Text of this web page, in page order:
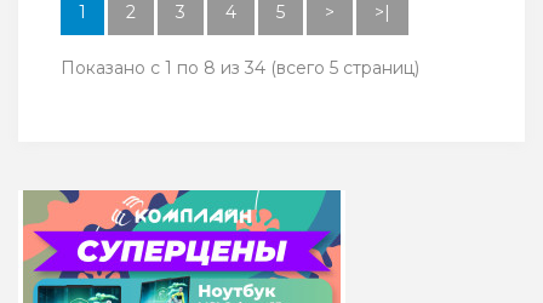
1 2 3 4 5 > >|
Показано с 1 по 8 из 34 (всего 5 страниц)